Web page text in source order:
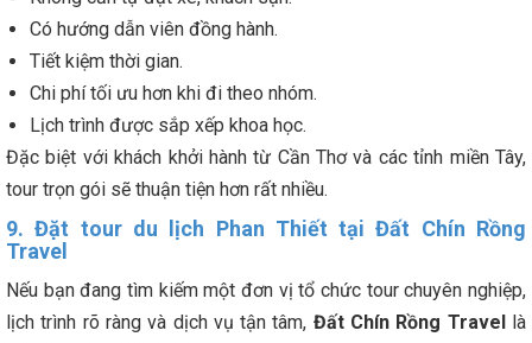
Có hướng dẫn viên đồng hành.
Tiết kiệm thời gian.
Chi phí tối ưu hơn khi đi theo nhóm.
Lịch trình được sắp xếp khoa học.
Đặc biệt với khách khởi hành từ Cần Thơ và các tỉnh miền Tây,
tour trọn gói sẽ thuận tiện hơn rất nhiều.
9. Đặt tour du lịch Phan Thiết tại Đất Chín Rồng
Travel
Nếu bạn đang tìm kiếm một đơn vị tổ chức tour chuyên nghiệp,
lịch trình rõ ràng và dịch vụ tận tâm, Đất Chín Rồng Travellà